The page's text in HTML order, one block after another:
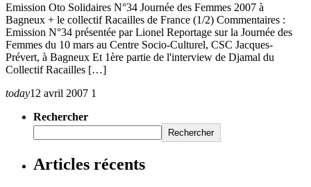
Emission Oto Solidaires N°34 Journée des Femmes 2007 à
Bagneux + le collectif Racailles de France (1/2) Commentaires :
Emission N°34 présentée par Lionel Reportage sur la Journée des
Femmes du 10 mars au Centre Socio-Culturel, CSC Jacques-
Prévert, à Bagneux Et 1ère partie de l'interview de Djamal du
Collectif Racailles […]
today12 avril 2007 1
Rechercher
Rechercher
Articles récents